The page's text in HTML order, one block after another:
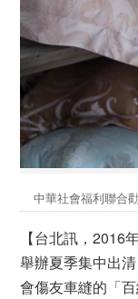
中華社會福利聯合
【台北訊，2016
舉辦夏季集中出
會傷友車縫的「